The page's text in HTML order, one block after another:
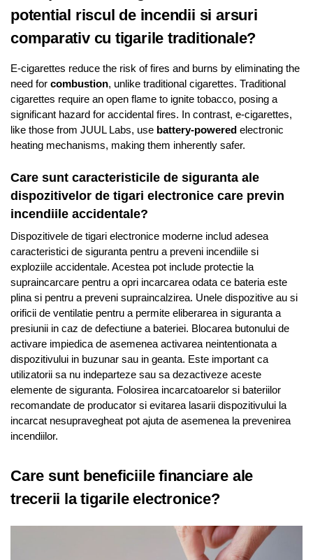
potential riscul de incendii si arsuri
comparativ cu tigarile traditionale?
E-cigarettes reduce the risk of fires and burns by eliminating the
need for combustion, unlike traditional cigarettes. Traditional
cigarettes require an open flame to ignite tobacco, posing a
significant hazard for accidental fires. In contrast, e-cigarettes,
like those from JUUL Labs, use battery-powered electronic
heating mechanisms, making them inherently safer.
Care sunt caracteristicile de siguranta ale
dispozitivelor de tigari electronice care previn
incendiile accidentale?
Dispozitivele de tigari electronice moderne includ adesea
caracteristici de siguranta pentru a preveni incendiile si
exploziile accidentale. Acestea pot include protectie la
supraincarcare pentru a opri incarcarea odata ce bateria este
plina si pentru a preveni supraincalzirea. Unele dispozitive au si
orificii de ventilatie pentru a permite eliberarea in siguranta a
presiunii in caz de defectiune a bateriei. Blocarea butonului de
activare impiedica de asemenea activarea neintentionata a
dispozitivului in buzunar sau in geanta. Este important ca
utilizatorii sa nu indeparteze sau sa dezactiveze aceste
elemente de siguranta. Folosirea incarcatoarelor si bateriilor
recomandate de producator si evitarea lasarii dispozitivului la
incarcat nesupravegheat pot ajuta de asemenea la prevenirea
incendiilor.
Care sunt beneficiile financiare ale
trecerii la tigarile electronice?